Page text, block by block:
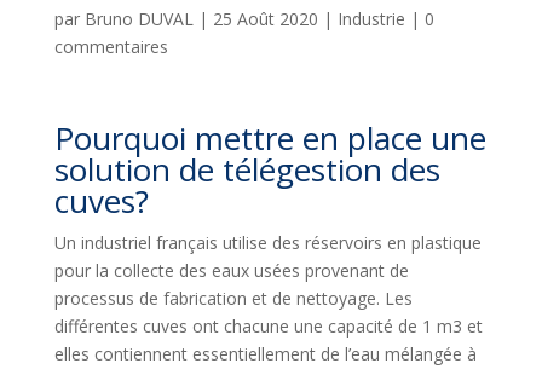
par Bruno DUVAL| 25 Août 2020 | Industrie | 0
commentaires
Pourquoi mettre en place une
solution de télégestion des
cuves?
Un industriel français utilise des réservoirs en plastique
pour la collecte des eaux usées provenant de
processus de fabrication et de nettoyage. Les
différentes cuves ont chacune une capacité de 1 m3 et
elles contiennent essentiellement de l’eau mélangée à